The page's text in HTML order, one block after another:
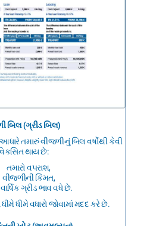
બિલ (ગ્રીડ બિલ)
તમારું વીજળીનું બિલ વર્ષોથી કેવી
થાય છે:
તમારો વપરાશ,
વીજળીની કિંમત,
ગ્રીડ ભાવ વધે છે.
ધીમે વધારો જોવામાં મદદ કરે છે.